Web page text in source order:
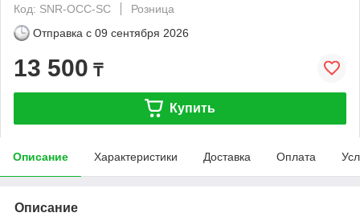
Код: SNR-OCC-SC
Розница
Отправка с 09 сентября 2026
13 500 ₸
Купить
Описание Характеристики Доставка Оплата
Описание